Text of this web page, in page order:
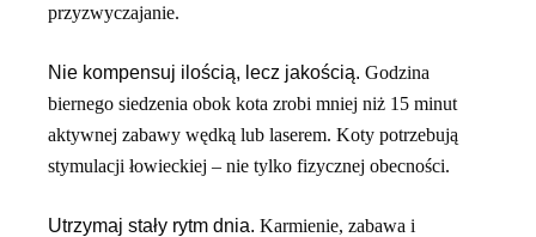
przyzwyczajanie.
Nie kompensuj ilością, lecz jakością. Godzina
biernego siedzenia obok kota zrobi mniej niż 15 minut
aktywnej zabawy wędką lub laserem. Koty potrzebują
stymulacji łowieckiej – nie tylko fizycznej obecności.
Utrzymaj stały rytm dnia. Karmienie, zabawa i